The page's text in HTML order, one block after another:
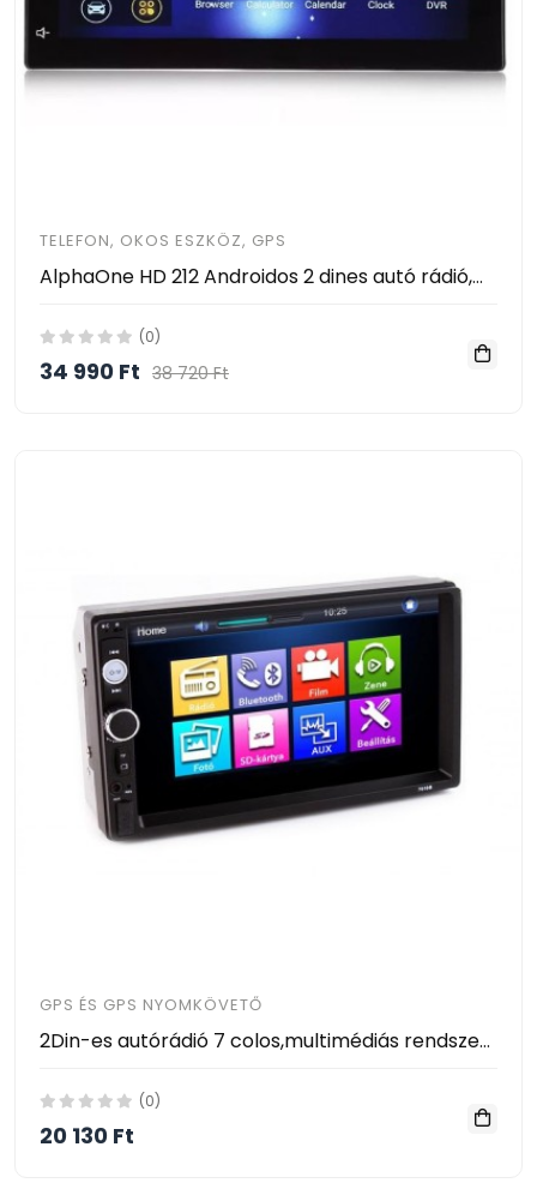
TELEFON, OKOS ESZKÖZ, GPS
AlphaOne HD 212 Androidos 2 dines autó rádió,GPS el ingyen szállítással, magyar menüvel, Iso csatlakozóval
(0)
34 990 Ft 38 720 Ft
GPS ÉS GPS NYOMKÖVETŐ
2Din-es autórádió 7 colos,multimédiás rendszer , mp5 4*45W Ingyen szállítással
(0)
20 130 Ft